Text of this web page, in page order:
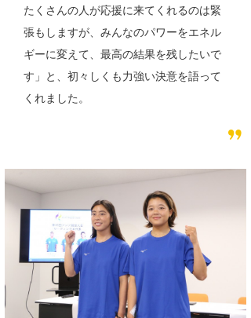
たくさんの人が応援に来てくれるのは緊
張もしますが、みんなのパワーをエネル
ギーに変えて、最高の結果を残したいで
す」と、初々しくも力強い決意を語って
くれました。